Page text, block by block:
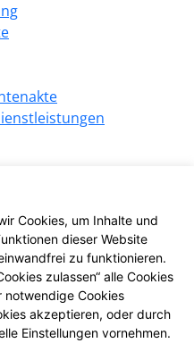
Cookies, um Inhalte und
dieser Website
zu funktionieren.
zulassen“ alle Cookies
notwendige Cookies
akzeptieren, oder durch
Einstellungen vornehmen.